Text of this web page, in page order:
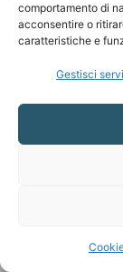
comportamento di
acconsentire o
caratteristiche e
Gestisci